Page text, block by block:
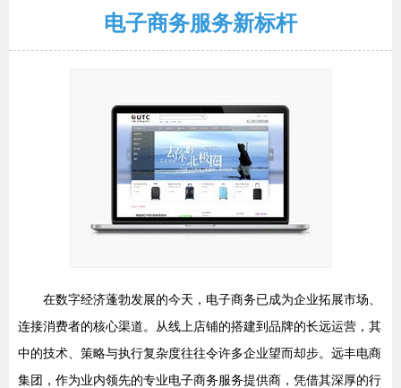
电子商务服务新标杆
在数字经济蓬勃发展的今天，电子商务已成为企业拓展市场、
连接消费者的核心渠道。从线上店铺的搭建到品牌的长远运营，其
中的技术、策略与执行复杂度往往令许多企业望而却步。远丰电商
集团，作为业内领先的专业电子商务服务提供商，凭借其深厚的行